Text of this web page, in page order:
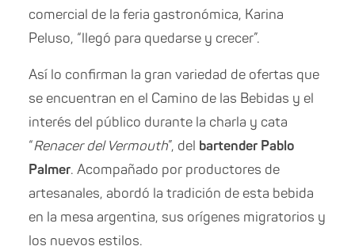
comercial de la feria gastronómica, Karina
Peluso, “llegó para quedarse y crecer”.
Así lo confirman la gran variedad de ofertas que
se encuentran en el Camino de las Bebidas y el
interés del público durante la charla y cata
“Renacer del Vermouth”, del bartender Pablo
Palmer. Acompañado por productores de
artesanales, abordó la tradición de esta bebida
en la mesa argentina, sus orígenes migratorios y
los nuevos estilos.